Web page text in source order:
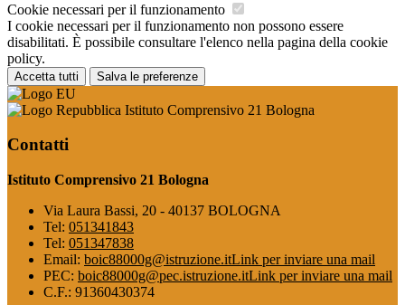
Cookie necessari per il funzionamento
I cookie necessari per il funzionamento non possono essere
disabilitati. È possibile consultare l'elenco nella pagina della cookie
policy.
Accetta tutti Salva le preferenze
Istituto Comprensivo 21 Bologna
Contatti
Istituto Comprensivo 21 Bologna
Via Laura Bassi, 20 - 40137 BOLOGNA
Tel: 051341843
Tel: 051347838
Email: boic88000g@istruzione.itLink per inviare una mail
PEC: boic88000g@pec.istruzione.itLink per inviare una mail
C.F.: 91360430374